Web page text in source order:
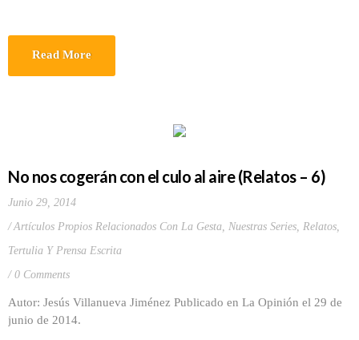
Read More
No nos cogerán con el culo al aire (Relatos – 6)
Junio 29, 2014
Artículos Propios Relacionados Con La Gesta, Nuestras Series, Relatos,
Tertulia Y Prensa Escrita
0 Comments
Autor: Jesús Villanueva Jiménez Publicado en La Opinión el 29 de
junio de 2014.